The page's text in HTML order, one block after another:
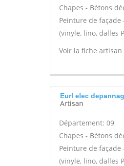
Chapes - Bétons
Peinture de
(vinyle, lino, dalles
Voir la fiche artisan
Eurl elec
Artisan
Département: 09
Chapes - Bétons
Peinture de
(vinyle, lino, dalles